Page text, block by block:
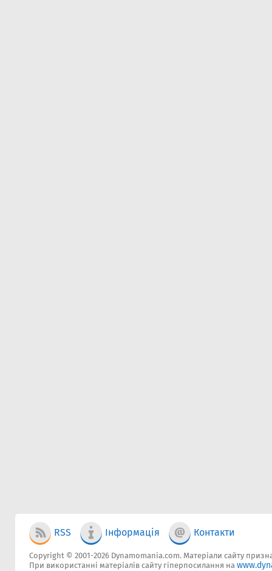
RSS Інформація Контакти
Copyright © 2001-2026 Dynamomania.com. Матеріали сайту
При використанні матеріалів сайту гіперпосилання на